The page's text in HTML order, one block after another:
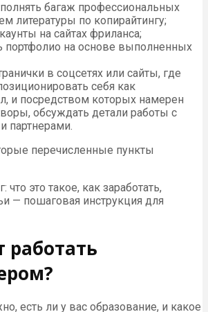
багаж профессиональных
литературы по копирайтингу;
на сайтах фриланса;
портфолио на основе выполненных
в соцсетях или сайты, где
себя как
и посредством которых намерен
обсуждать детали работы с
партнерами.
перечисленные пункты
что это такое, как заработать,
— пошаговая инструкция для
работать
есть ли у вас образование, и какое